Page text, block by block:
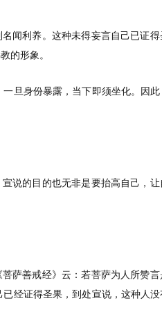
闻利养。这种未得妄言自己已证
的形象。
旦身份暴露，当下即须坐化。因
说的目的也无非是要抬高自己，
萨善戒经》云：若菩萨为人所赞
经证得圣果，到处宣说，这种人